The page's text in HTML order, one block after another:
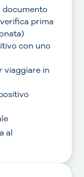
documento
prima
con uno
viaggiare in
al